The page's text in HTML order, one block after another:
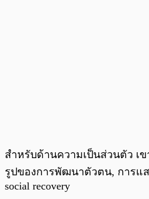
สำหรับด้านความเป็นส่วนตัว เ
รูปของการพัฒนาตัวตน, การแ
social recovery